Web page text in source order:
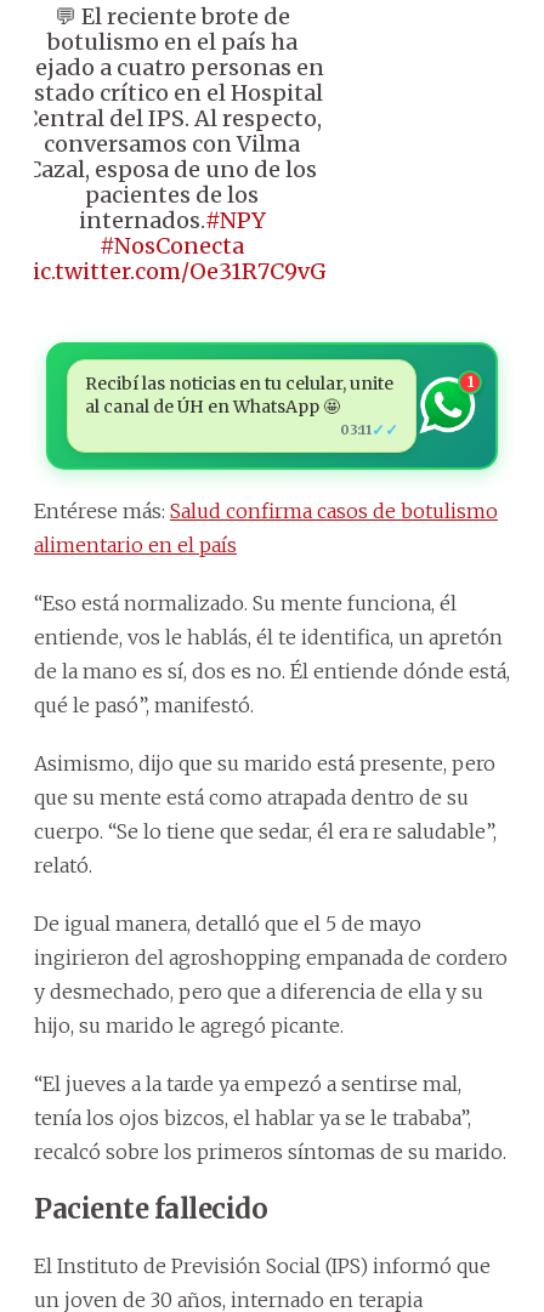
💬 El reciente brote de
botulismo en el país ha
dejado a cuatro personas en
estado crítico en el Hospital
Central del IPS. Al respecto,
conversamos con Vilma
Cazal, esposa de uno de los
pacientes de los
internados.#NPY
#NosConecta
pic.twitter.com/Oe31R7C9vG
Recibí las noticias en tu celular, unite
al canal de ÚH en WhatsApp 🤩
03:11 ✓✓
1
Entérese más: Salud confirma casos de botulismo
alimentario en el país
“Eso está normalizado. Su mente funciona, él
entiende, vos le hablás, él te identifica, un apretón
de la mano es sí, dos es no. Él entiende dónde está,
qué le pasó”, manifestó.
Asimismo, dijo que su marido está presente, pero
que su mente está como atrapada dentro de su
cuerpo. “Se lo tiene que sedar, él era re saludable”,
relató.
De igual manera, detalló que el 5 de mayo
ingirieron del agroshopping empanada de cordero
y desmechado, pero que a diferencia de ella y su
hijo, su marido le agregó picante.
“El jueves a la tarde ya empezó a sentirse mal,
tenía los ojos bizcos, el hablar ya se le trababa”,
recalcó sobre los primeros síntomas de su marido.
Paciente fallecido
El Instituto de Previsión Social (IPS) informó que
un joven de 30 años, internado en terapia